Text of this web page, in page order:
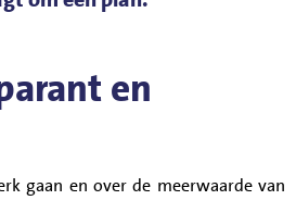
en
gaan en over de meerwaarde van